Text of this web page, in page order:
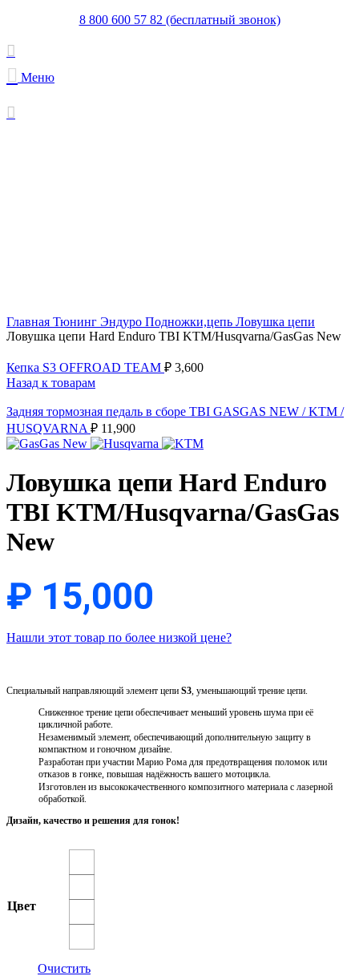
8 800 600 57 82 (бесплатный звонок)
Меню
Главная Тюнинг Эндуро Подножки,цепь Ловушка цепи
Ловушка цепи Hard Enduro TBI KTM/Husqvarna/GasGas New
Кепка S3 OFFROAD TEAM ₽ 3,600
Назад к товарам
Задняя тормозная педаль в сборе TBI GASGAS NEW / KTM /
HUSQVARNA ₽ 11,900
Ловушка цепи Hard Enduro
TBI KTM/Husqvarna/GasGas
New
₽ 15,000
Нашли этот товар по более низкой цене?
Специальный направляющий элемент цепи S3, уменьшающий трение цепи.
Сниженное трение цепи обеспечивает меньший уровень шума при её
цикличной работе.
Незаменимый элемент, обеспечивающий дополнительную защиту в
компактном и гоночном дизайне.
Разработан при участии Марио Рома для предотвращения поломок или
отказов в гонке, повышая надёжность вашего мотоцикла.
Изготовлен из высококачественного композитного материала с лазерной
обработкой.
Дизайн, качество и решения для гонок!
Цвет
Очистить